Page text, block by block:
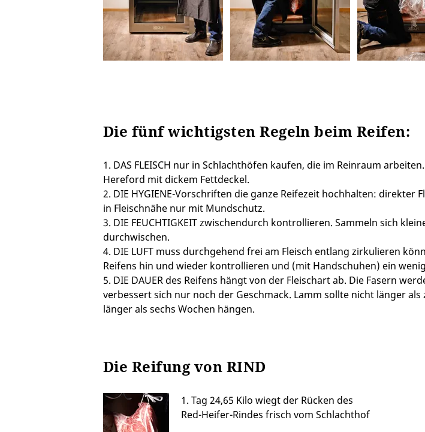
Die fünf wichtigsten Regeln beim Reifen:
1. DAS FLEISCH nur in Schlachthöfen kaufen, die im Reinraum
Hereford mit dickem Fettdeckel.
2. DIE HYGIENE-Vorschriften die ganze Reifezeit hochhalten:
in Fleischnähe nur mit Mundschutz.
3. DIE FEUCHTIGKEIT zwischendurch kontrollieren. Sammeln sich
durchwischen.
4. DIE LUFT muss durchgehend frei am Fleisch entlang zirkulieren
Reifens hin und wieder kontrollieren und (mit Handschuhen) ein
5. DIE DAUER des Reifens hängt von der Fleischart ab. Die Fasern
verbessert sich nur noch der Geschmack. Lamm sollte nicht länger
länger als sechs Wochen hängen.
Die Reifung von RIND
1. Tag 24,65 Kilo wiegt der Rücken des
Red-Heifer-Rindes frisch vom Schlachthof